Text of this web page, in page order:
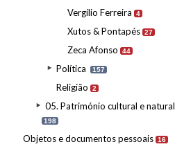
Vergílio Ferreira 4
Xutos & Pontapés 27
Zeca Afonso 44
Política 157
Religião 2
05. Património cultural e natural
198
Objetos e documentos pessoais 16